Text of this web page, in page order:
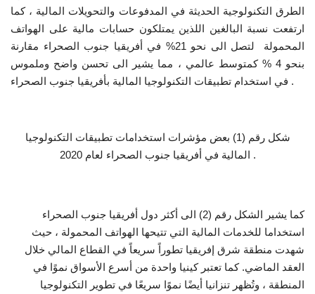
الطرق التكنولوجية الحديثة في المدفوعات والتحويلات المالية ، كما
ارتفعت نسبة البالغين اللذين يمتلكون حسابات مالية على الهواتف
المحمولة لتصل الى نحو 21% في أفريقيا جنوب الصحراء مقارنة
بنحو 4 % كمتوسط عالمي ، مما يشير الى تحسن واضح وملموس
في استخدام تطبيقات التكنولوجيا المالية بأفريقيا جنوب الصحراء .
شكل رقم (1) بعض مؤشرات استخدامات تطبيقات التكنولوجيا
المالية في أفريقيا جنوب الصحراء لعام 2020 .
كما يشير الشكل رقم (2) الى أكثر دول أفريقيا جنوب الصحراء
استخداما للخدمات المالية التي تتيحها الهواتف المحمولة ، حيث
شهدت منطقة شرق إفريقيا تطوراً سريعاً في القطاع المالي خلال
العقد الماضي. كما تعتبر كينيا واحدة من أسرع الأسواق نموًا في
المنطقة ، وتُظهر تنزانيا أيضًا نموًا سريعًا في تطوير التكنولوجيا